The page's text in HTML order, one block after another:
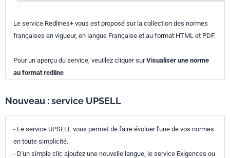
Le service Redlines+ vous est proposé sur la collection des normes
françaises en vigueur, en langue Française et au format HTML et PDF.
Pour un aperçu du service, veuillez cliquer surVisualiser une norme
au format redline
Nouveau : service UPSELL
- Le service UPSELL vous permet de faire évoluer l'une de vos normes
en toute simplicité.
- D'un simple clic ajoutez une nouvelle langue, le service Exigences ou